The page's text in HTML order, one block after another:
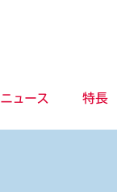
ニュース 特長